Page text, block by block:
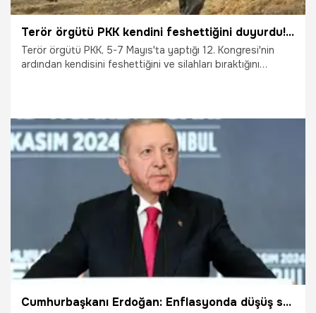
Terör örgütü PKK kendini feshettiğini duyurdu! Silahların nerede, nasıl bırakılacağı belli oldu
Terör örgütü PKK, 5-7 Mayıs'ta yaptığı 12. Kongresi'nin
ardından kendisini feshettiğini ve silahları bıraktığını
Cumhurbaşkanı Erdoğan: Enflasyonda düşüş sürecek